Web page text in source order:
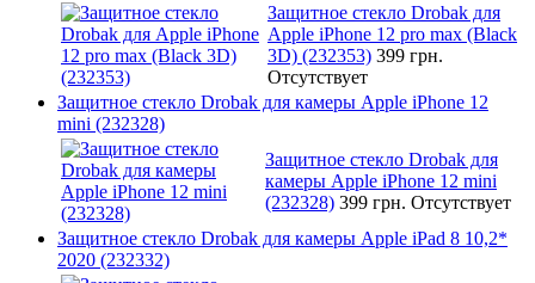
Защитное стекло Drobak для
Apple iPhone 12 pro max (Black
3D) (232353) 399 грн.
Отсутствует
Защитное стекло Drobak для камеры Apple iPhone 12
mini (232328)
Защитное стекло Drobak для
камеры Apple iPhone 12 mini
(232328) 399 грн. Отсутствует
Защитное стекло Drobak для камеры Apple iPad 8 10,2*
2020 (232332)